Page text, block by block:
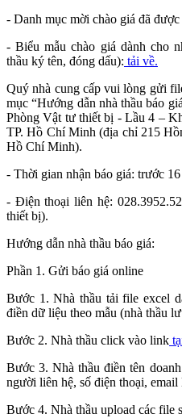
- Danh mục mời chào giá đã
- Biểu mẫu chào giá dành cho
thầu ký tên, đóng dấu): tải về.
Quý nhà cung cấp vui lòng gửi
mục “Hướng dẫn nhà thầu báo
Phòng Vật tư thiết bị - Lầu 4 –
TP. Hồ Chí Minh (địa chỉ 215
Hồ Chí Minh).
- Thời gian nhận báo giá: trước
- Điện thoại liên hệ:
thiết bị).
Hướng dẫn nhà thầu báo giá:
Phần 1. Gửi báo giá online
Bước 1. Nhà thầu tải file excel
điền dữ liệu theo mẫu (nhà thầu
Bước 2. Nhà thầu click vào link
Bước 3. Nhà thầu điền tên
người liên hệ, số điện thoại, email
Bước 4. Nhà thầu upload các file